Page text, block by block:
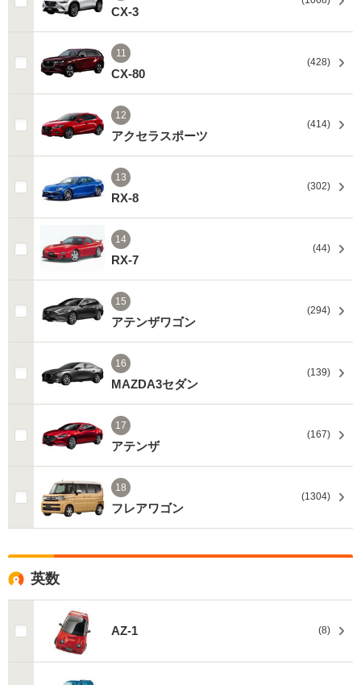
CX-3
11
CX-80
(428)
12
アクセラスポーツ
(414)
13
RX-8
(302)
14
RX-7
(44)
15
アテンザワゴン
(294)
16
MAZDA3セダン
(139)
17
アテンザ
(167)
18
フレアワゴン
(1304)
英数
AZ-1 (8)